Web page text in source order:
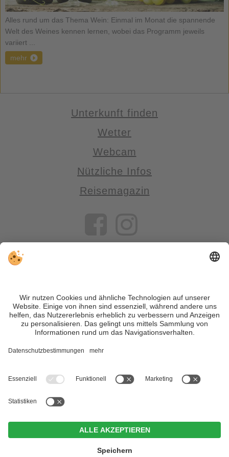
Alles rund um das Thema Wein: Einmal im Monat die spannende
Welt des Weines kennen lernen, wobei das Programm jeweils
variiert ...
mehr
Hotel Brunner
Unterkunft finden
Wetter
Webcam
Nützliche Infos
Reisemagazin
VIVOSüdtirol ist das Reiseportal für alle, die Südtirol nicht nur
besuchen, sondern wirklich erleben wollen – inklusive Tipps,
tollen Unterkünften und Angeboten.
Trotz genauer Arbeit und ständigem Aktualisieren der Inhalte,
Informieren Sie sich sicherheitshalber nochmals beim
Einstellungen | MwSt.-Nr. IT02365710215